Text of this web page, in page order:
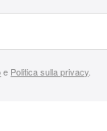
e Politica sulla privacy